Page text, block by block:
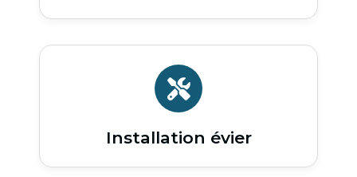
Installation évier